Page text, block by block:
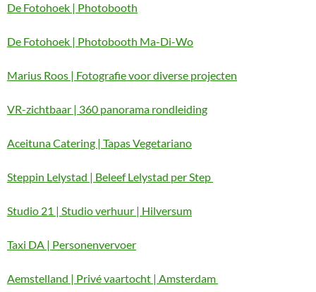
De Fotohoek | Photobooth
De Fotohoek | Photobooth Ma-Di-Wo
Marius Roos | Fotografie voor diverse projecten
VR-zichtbaar | 360 panorama rondleiding
Aceituna Catering | Tapas Vegetariano
Steppin Lelystad | Beleef Lelystad per Step
Studio 21 | Studio verhuur | Hilversum
Taxi DA | Personenvervoer
Aemstelland | Privé vaartocht | Amsterdam